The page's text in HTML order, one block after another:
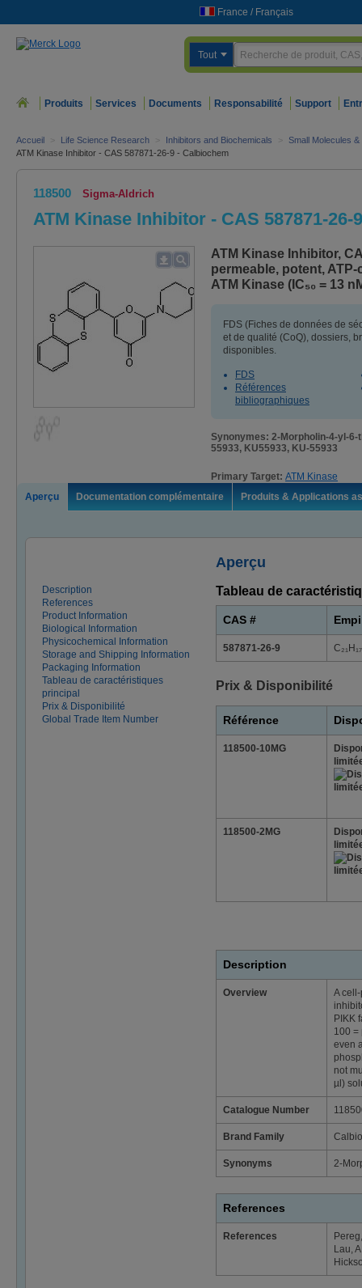
France / Français
Tout
Produits Services Documents Responsabilité Support
Accueil > Life Science Research > Inhibitors and Biochemicals > Small Molecules &
ATM Kinase Inhibitor - CAS 587871-26-9 - Calbiochem
118500 Sigma-Aldrich
ATM Kinase Inhibitor - CAS 587871-26-
ATM Kinase Inhibitor,
permeable, potent,
ATM Kinase (IC₅₀ = 13
FDS (Fiches de données de
et de qualité (CoQ), dossiers,
disponibles.
FDS
Références
bibliographiques
Synonymes: 2-Morpholin-4-yl-
55933, KU55933, KU-55933
Primary Target: ATM Kinase
Aperçu
Documentation complémentaire Produits & Applications
Aperçu
Description
References
Product Information
Biological Information
Physicochemical Information
Storage and Shipping Information
Packaging Information
Tableau de caractéristiques
principal
Prix & Disponibilité
Global Trade Item Number
Tableau de
CAS #
587871-26-9
Prix & Disponibilité
Référence
118500-10MG
118500-2MG
Description
Overview
A
PIKK
100 =
even
not
µl)
Catalogue Number
Brand Family
Synonyms 2-
References
References
Lau,